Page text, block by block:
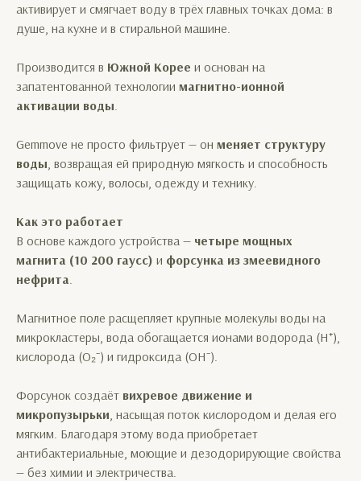
активирует и смягчает воду в трёх главных точках дома: в
душе, на кухне и в стиральной машине.
Производится в Южной Корее и основан на
запатентованной технологии магнитно-ионной
активации воды.
Gemmove не просто фильтрует — он меняет структуру
воды, возвращая ей природную мягкость и способность
защищать кожу, волосы, одежду и технику.
Как это работает
В основе каждого устройства — четыре мощных
магнита (10 200 гаусс) и форсунка из змеевидного
нефрита.
Магнитное поле расщепляет крупные молекулы воды на
микрокластеры, вода обогащается ионами водорода (H⁺),
кислорода (O₂⁻) и гидроксида (OH⁻).
Форсунок создаёт вихревое движение и
микропузырьки, насыщая поток кислородом и делая его
мягким. Благодаря этому вода приобретает
антибактериальные, моющие и дезодорирующие свойства
— без химии и электричества.